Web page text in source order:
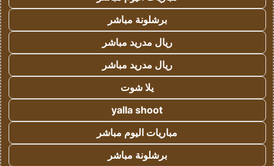
برشلونة مباشر
ريال مدريد مباشر
ريال مدريد مباشر
يلا شوت
yalla shoot
مباريات اليوم مباشر
برشلونة مباشر